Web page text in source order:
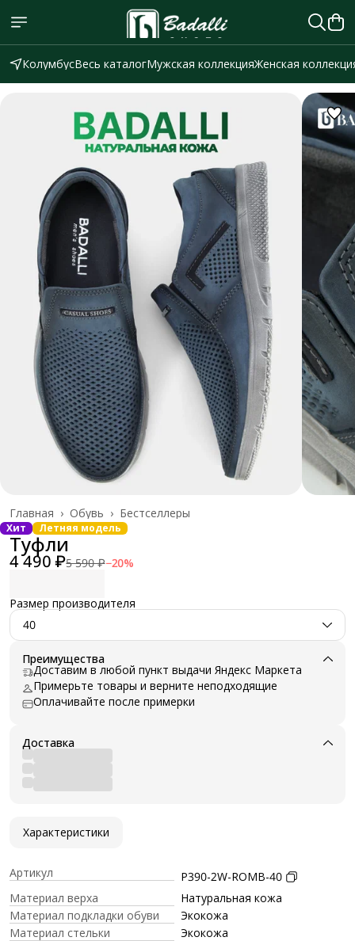
КолумбусВесь каталогМужская коллекцияЖенская
Бестселлеры
Обувь ›
Главная ›
Хит Летняя модель
Туфли
4 490 ₽5 590 ₽−20%
Размер производителя
40
Преимущества
Доставим в любой пункт выдачи Яндекс Маркета
Примерьте товары и верните неподходящие
Оплачивайте после примерки
Доставка
Характеристики
Артикул
P390-2W-ROMB-40
Материал верха
Натуральная кожа
Материал подкладки обуви
Экокожа
Материал стельки
Экокожа